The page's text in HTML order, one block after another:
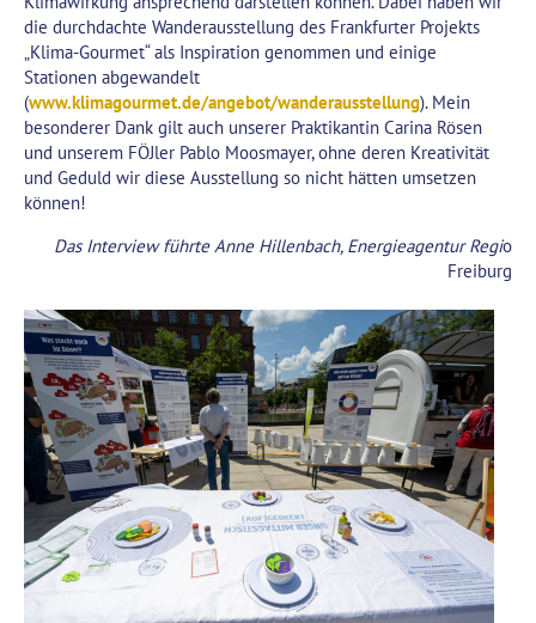
die durchdachte Wanderausstellung des Frankfurter Projekts
„Klima-Gourmet“ als Inspiration genommen und einige
Stationen abgewandelt
(www.klimagourmet.de/angebot/wanderausstellung). Mein
besonderer Dank gilt auch unserer Praktikantin Carina Rösen
und unserem FÖJler Pablo Moosmayer, ohne deren Kreativität
und Geduld wir diese Ausstellung so nicht hätten umsetzen
können!
Das Interview führte Anne Hillenbach, Energieagentur Regio
Freiburg